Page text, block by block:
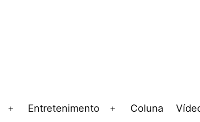
Abrir
Entretenimento
Abrir
Coluna